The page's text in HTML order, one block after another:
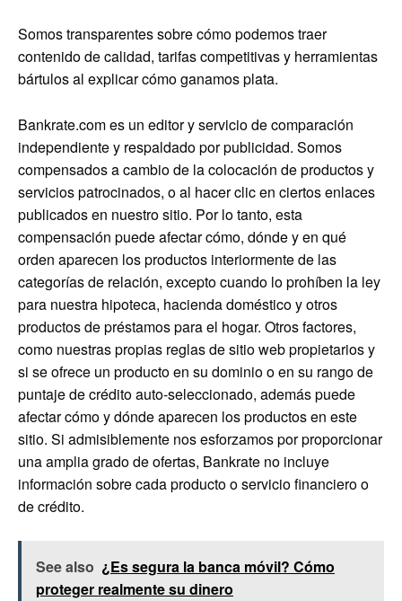
Somos transparentes sobre cómo podemos traer
contenido de calidad, tarifas competitivas y herramientas
bártulos al explicar cómo ganamos plata.
Bankrate.com es un editor y servicio de comparación
independiente y respaldado por publicidad. Somos
compensados ​​a cambio de la colocación de productos y
servicios patrocinados, o al hacer clic en ciertos enlaces
publicados en nuestro sitio. Por lo tanto, esta
compensación puede afectar cómo, dónde y en qué
orden aparecen los productos interiormente de las
categorías de relación, excepto cuando lo prohíben la ley
para nuestra hipoteca, hacienda doméstico y otros
productos de préstamos para el hogar. Otros factores,
como nuestras propias reglas de sitio web propietarios y
si se ofrece un producto en su dominio o en su rango de
puntaje de crédito auto-seleccionado, además puede
afectar cómo y dónde aparecen los productos en este
sitio. Si admisiblemente nos esforzamos por proporcionar
una amplia grado de ofertas, Bankrate no incluye
información sobre cada producto o servicio financiero o
de crédito.
See also ¿Es segura la banca móvil? Cómo
proteger realmente su dinero